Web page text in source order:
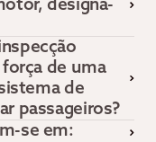
designa-
de uma
de
passageiros?
se em: